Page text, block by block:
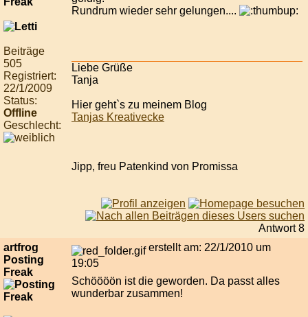
Beiträge
505
Registriert:
22/1/2009
Status:
Offline
Geschlecht:
Rundrum wieder sehr gelungen....
Liebe Grüße
Tanja
Hier geht`s zu meinem Blog
Tanjas Kreativecke
Jipp, freu Patenkind von Promissa
Antwort 8
artfrog
Posting
Freak
erstellt am: 22/1/2010 um
19:05
Schöööön ist die geworden. Da passt alles
wunderbar zusammen!